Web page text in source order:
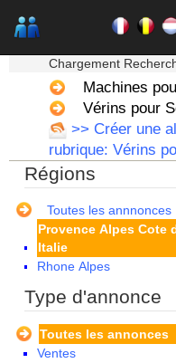
Chargement
Machines
Vérins pour
>> Créer une
rubrique: Vérins
Régions
Toutes les annnonces
Lorraine
Mayotte
Midi Pyrenees -
Portugal
Nord Pas de Calais -
Pays Bas
Pays de la Loire
Picardie
Poitou Charentes
Principauté de Monaco
Provence Alpes Cote
Italie
Rhone Alpes
Type d'annonce
Toutes les annonces
Ventes